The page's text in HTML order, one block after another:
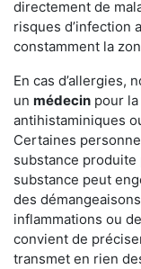
directement de
risques d’infection
constamment la
En cas d’allergies,
un médecin pour
antihistaminiques
Certaines
substance
substance peut
des
inflammations ou
convient de
transmet en rien